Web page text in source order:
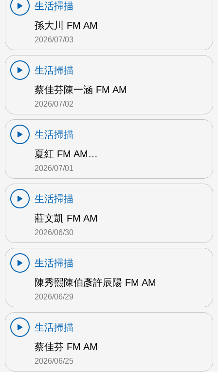
生活掃描
孫大川 FM AM
2026/07/03
生活掃描
蔡佳芬陳一涵 FM AM
2026/07/02
生活掃描
夏紅 FM AM…
2026/07/01
生活掃描
莊文凱 FM AM
2026/06/30
生活掃描
陳秀熙陳伯彥許辰陽 FM AM
2026/06/29
生活掃描
蔡佳芬 FM AM
2026/06/25